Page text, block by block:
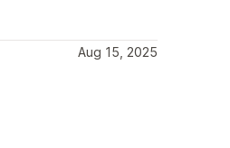
Aug 15, 2025